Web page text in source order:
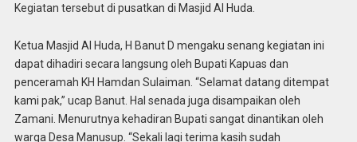
Kegiatan tersebut di pusatkan di Masjid Al Huda.
Ketua Masjid Al Huda, H Banut D mengaku senang kegiatan ini
dapat dihadiri secara langsung oleh Bupati Kapuas dan
penceramah KH Hamdan Sulaiman. “Selamat datang ditempat
kami pak,” ucap Banut. Hal senada juga disampaikan oleh
Zamani. Menurutnya kehadiran Bupati sangat dinantikan oleh
warga Desa Manusup. “Sekali lagi terima kasih sudah